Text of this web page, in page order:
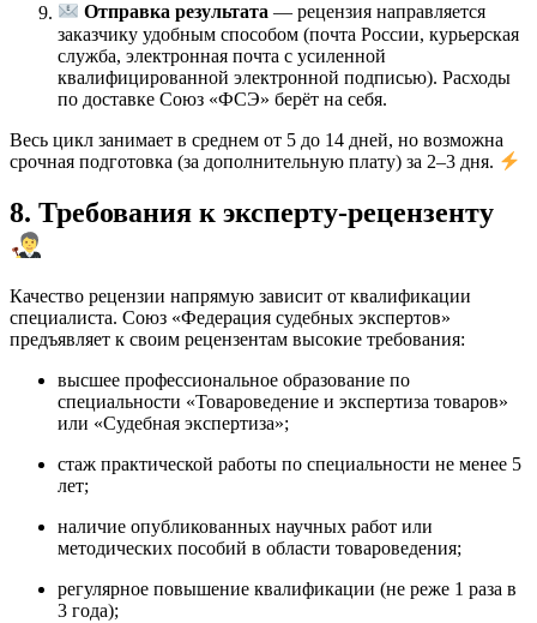
Отправка результата — рецензия направляется
заказчику удобным способом (почта России, курьерская
служба, электронная почта с усиленной
квалифицированной электронной подписью). Расходы
по доставке Союз «ФСЭ» берёт на себя.
Весь цикл занимает в среднем от 5 до 14 дней, но возможна
срочная подготовка (за дополнительную плату) за 2–3 дня.
8. Требования к эксперту-рецензенту
Качество рецензии напрямую зависит от квалификации
специалиста. Союз «Федерация судебных экспертов»
предъявляет к своим рецензентам высокие требования:
высшее профессиональное образование по
специальности «Товароведение и экспертиза товаров»
или «Судебная экспертиза»;
стаж практической работы по специальности не менее 5
лет;
наличие опубликованных научных работ или
методических пособий в области товароведения;
регулярное повышение квалификации (не реже 1 раза в
3 года);